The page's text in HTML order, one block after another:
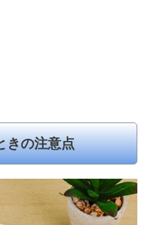
きの注意点